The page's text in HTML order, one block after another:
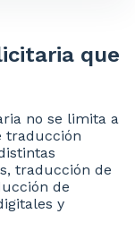
que
no se limita a
traducción
traducción de
de
y